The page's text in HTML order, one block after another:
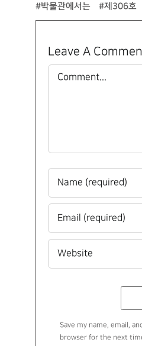
#박물관에서는 #제306호
Leave A
Comment
Save my name, email,
browser for the next